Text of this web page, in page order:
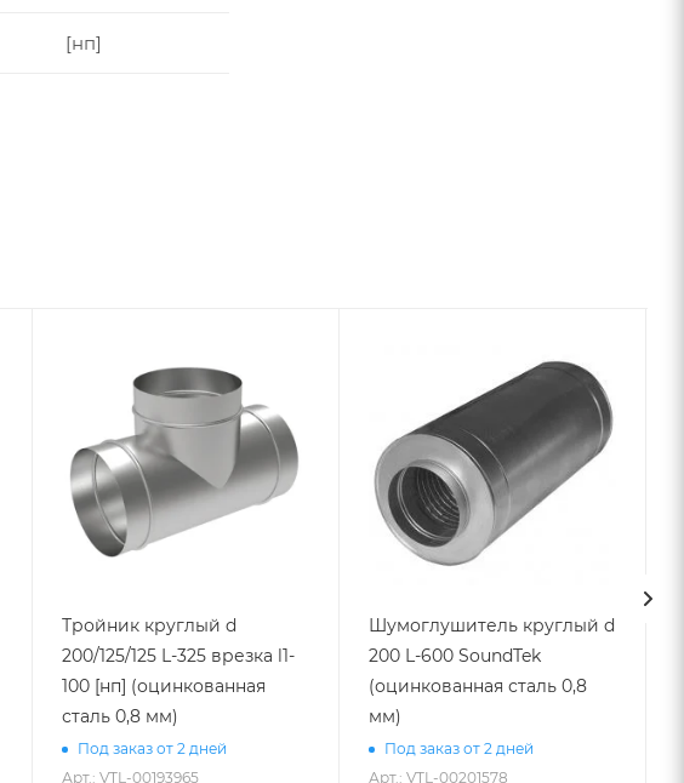
[нп]
Тройник круглый d
200/125/125 L-325 врезка l1-
100 [нп] (оцинкованная
сталь 0,8 мм)
Под заказ от 2 дней
Арт.: VTL-00193965
Шумоглушитель круглый d
200 L-600 SoundTek
(оцинкованная сталь 0,8
мм)
Под заказ от 2 дней
Арт.: VTL-00201578